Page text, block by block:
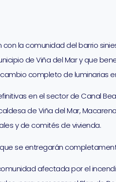
la comunidad del barrio
de Viña del Mar y que
completo de luminarias
en el sector de Canal
de Viña del Mar,
y de comités de vivienda.
se entregarán
afectada por el